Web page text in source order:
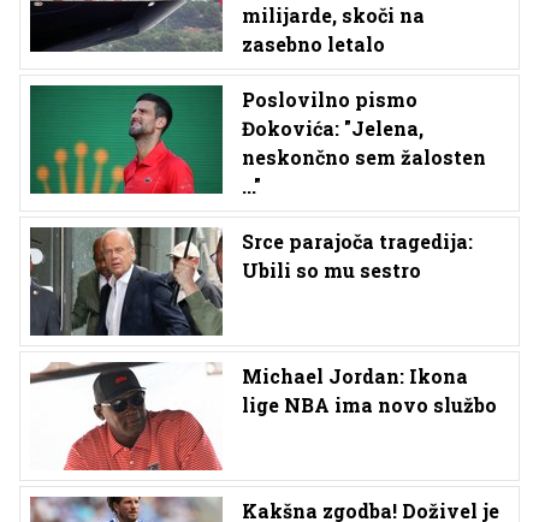
milijarde, skoči na
zasebno letalo
Poslovilno pismo
Đokovića: "Jelena,
neskončno sem žalosten
..."
Srce parajoča tragedija:
Ubili so mu sestro
Michael Jordan: Ikona
lige NBA ima novo službo
Kakšna zgodba! Doživel je